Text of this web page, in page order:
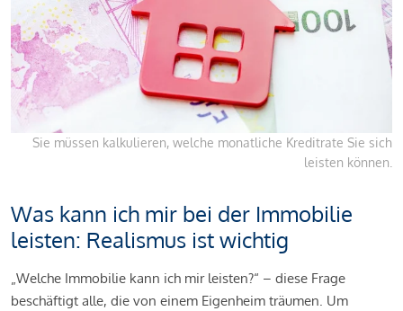
Sie müssen kalkulieren, welche monatliche Kreditrate Sie sich
leisten können.
Was kann ich mir bei der Immobilie
leisten: Realismus ist wichtig
„Welche Immobilie kann ich mir leisten?“ – diese Frage
beschäftigt alle, die von einem Eigenheim träumen. Um